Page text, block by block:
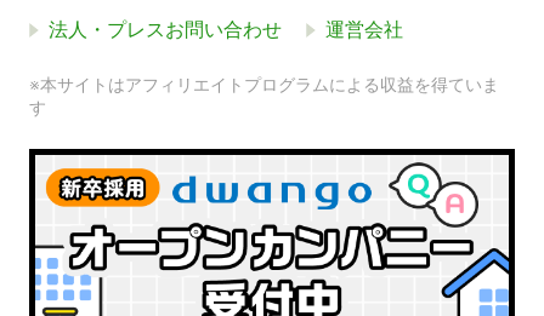
法人・プレスお問い合わせ 運営会社
※本サイトはアフィリエイトプログラムによる収益を得ていま
す